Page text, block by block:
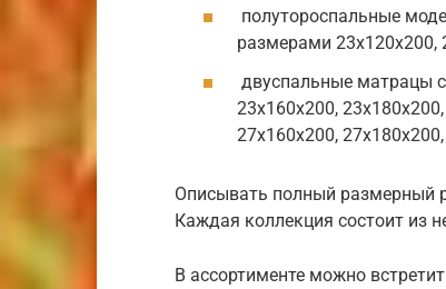
полутороспальные
размерами 23х120х200,
двуспальные матрацы
23х160х200,
27х160х200,
Описывать полный размерный
Каждая коллекция состоит из
В ассортименте можно